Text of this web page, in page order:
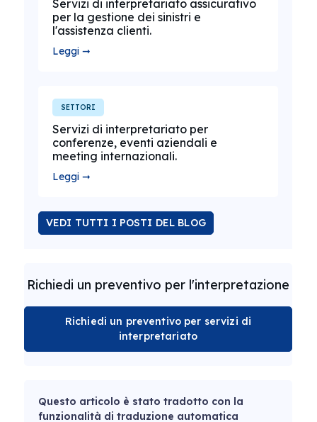
Servizi di interpretariato assicurativo
per la gestione dei sinistri e
l'assistenza clienti.
Leggi ➞
SETTORI
Servizi di interpretariato per
conferenze, eventi aziendali e
meeting internazionali.
Leggi ➞
VEDI TUTTI I POSTI DEL BLOG
Richiedi un preventivo per l'interpretazione
Richiedi un preventivo per servizi di
interpretariato
Questo articolo è stato tradotto con la
funzionalità di traduzione automatica